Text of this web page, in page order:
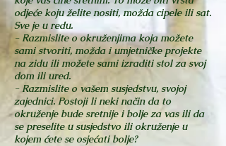
odjeće koju želite nositi, možda cipele ili sat.
Sve je u redu.
- Razmislite o okruženjima koja možete
sami stvoriti, možda i umjetničke projekte
na zidu ili možete sami izraditi stol za svoj
dom ili ured.
- Razmislite o vašem susjedstvu, svojoj
zajednici. Postoji li neki način da to
okruženje bude sretnije i bolje za vas ili da
se preselite u susjedstvo ili okruženje u
kojem ćete se osjećati bolje?